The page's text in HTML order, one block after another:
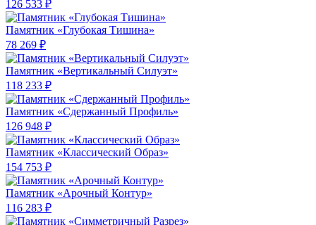
126 533 ₽
Памятник «Глубокая Тишина»
78 269 ₽
Памятник «Вертикальный Силуэт»
118 233 ₽
Памятник «Сдержанный Профиль»
126 948 ₽
Памятник «Классический Образ»
154 753 ₽
Памятник «Арочный Контур»
116 283 ₽